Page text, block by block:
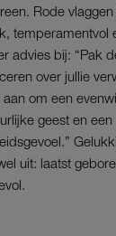
Rode vlaggen
temperamentvol
advies bij: “Pak
over jullie
om een
geest en een
uit: laatst